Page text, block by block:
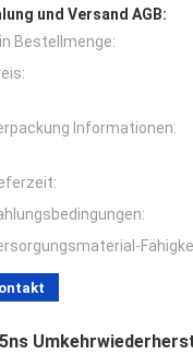
und Versand AGB:
Bestellmenge:
Informationen: